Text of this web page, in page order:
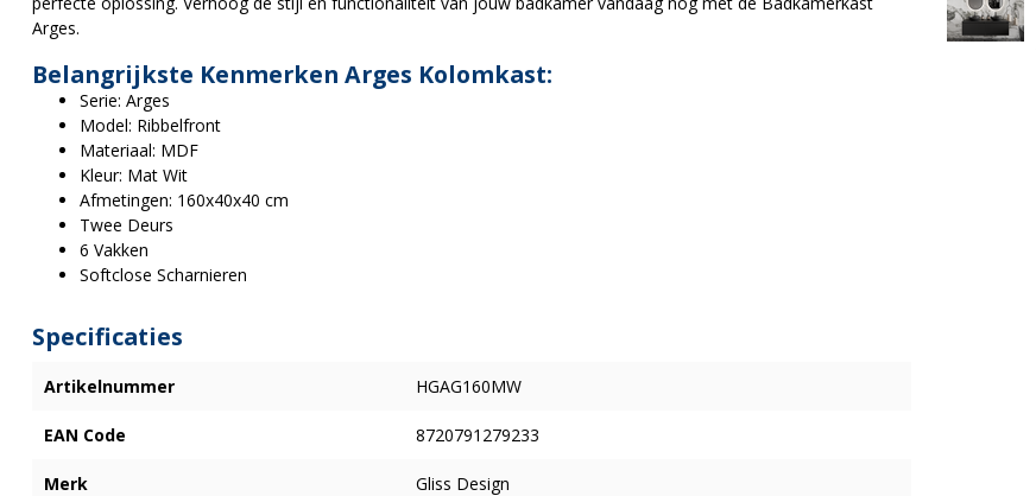
Arges.
Belangrijkste Kenmerken Arges Kolomkast:
Serie: Arges
Model: Ribbelfront
Materiaal: MDF
Kleur: Mat Wit
Afmetingen: 160x40x40 cm
Twee Deurs
6 Vakken
Softclose Scharnieren
Specificaties
Artikelnummer HGAG160MW
EAN Code 8720791279233
Merk Gliss Design